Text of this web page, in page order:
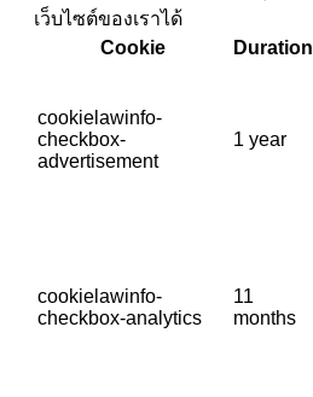
เว็บไซต์ของเราได้
Cookie
Duration
cookielawinfo-
checkbox-
advertisement
1 year
cookielawinfo-
checkbox-analytics
11
months